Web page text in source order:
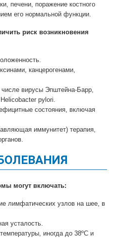
печени, поражение костного
его нормальной функции.
риск возникновения
канцерогенами,
вирусы Эпштейна-Барр,
pylori.
состояния, включая
иммунитет) терапия,
могут включать:
лимфатических узлов на шее, в
усталость.
иногда до 38ºС и